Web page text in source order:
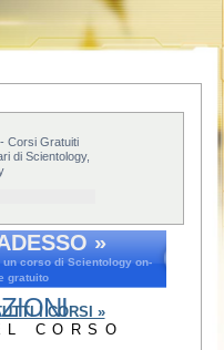
- Corsi Gratuiti
di Scientology,
»
corso di Scientology on-
gratuito
I CORSI »
CORSO